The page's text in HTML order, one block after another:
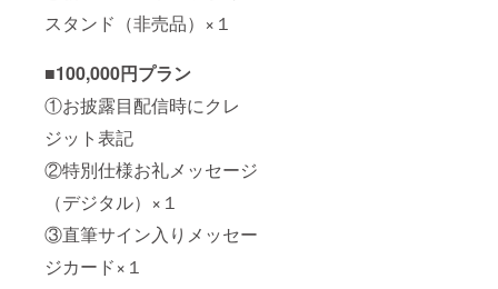
スタンド（非売品）×１
■100,000円プラン
①お披露目配信時にクレ
ジット表記
②特別仕様お礼メッセージ
（デジタル）×１
③直筆サイン入りメッセー
ジカード×１